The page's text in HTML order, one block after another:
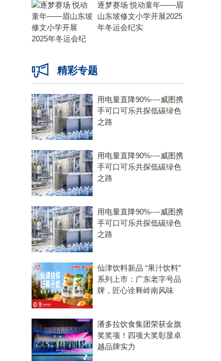
逐梦赛场 悦动童年——眉
山东坡修文小学开展2025
年冬运会纪实
精彩专题
用电量直降90%----威图携
手可口可乐共探低碳绿色
之路
用电量直降90%----威图携
手可口可乐共探低碳绿色
之路
用电量直降90%----威图携
手可口可乐共探低碳绿色
之路
仙津饮料新品 “果汁饮料”
系列上市：广东老字号品
牌，匠心诠释岭南风味
潘多拉饮食集团荣获金旗
奖奖项！四项大奖彰显卓
越品牌实力